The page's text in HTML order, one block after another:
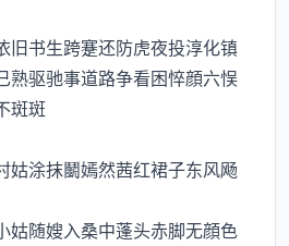
书生跨蹇还防虎夜投淳化镇
熟驱驰事道路争看困悴顔六悮
斑斑
涂抹鬭嫣然茜红裙子东风飏
随嫂入桑中蓬头赤脚无顔色